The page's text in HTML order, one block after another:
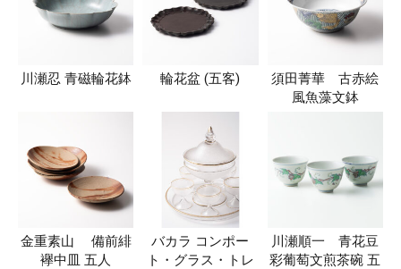
川瀬忍 青磁輪花鉢 輪花盆 (五客)
須田菁華 古赤絵
風魚藻文鉢
金重素山 備前緋
襷中皿 五人
バカラ コンポー
ト・グラス・トレ
川瀬順一 青花豆
彩葡萄文煎茶碗 五